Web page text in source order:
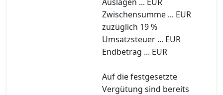
Zwischensumme ... EUR
zuzüglich 19 %
Umsatzsteuer ... EUR
Endbetrag ... EUR
Auf die festgesetzte
Vergütung sind bereits